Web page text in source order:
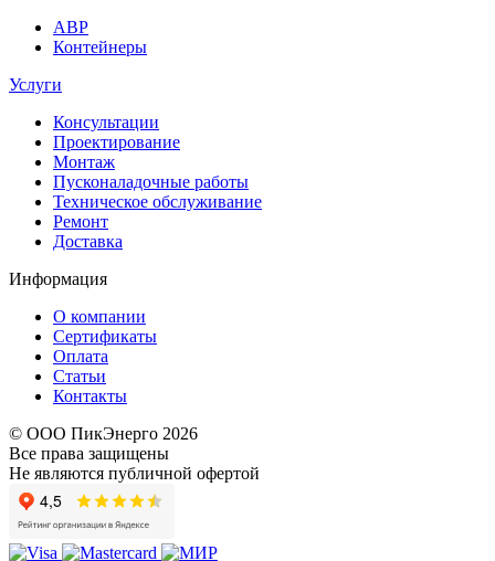
АВР
Контейнеры
Услуги
Консультации
Проектирование
Монтаж
Пусконаладочные работы
Техническое обслуживание
Ремонт
Доставка
Информация
О компании
Сертификаты
Оплата
Статьи
Контакты
© ООО ПикЭнерго 2026
Все права защищены
Не являются публичной офертой